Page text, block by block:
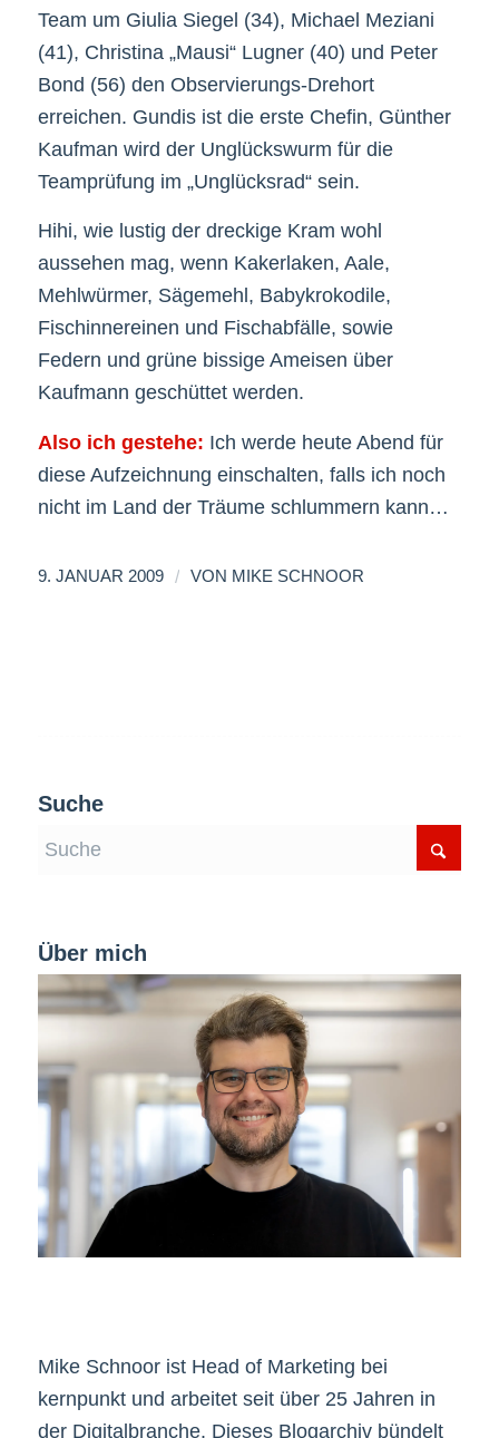
Team um Giulia Siegel (34), Michael Meziani
(41), Christina „Mausi“ Lugner (40) und Peter
Bond (56) den Observierungs-Drehort
erreichen. Gundis ist die erste Chefin, Günther
Kaufman wird der Unglückswurm für die
Teamprüfung im „Unglücksrad“ sein.
Hihi, wie lustig der dreckige Kram wohl
aussehen mag, wenn Kakerlaken, Aale,
Mehlwürmer, Sägemehl, Babykrokodile,
Fischinnereinen und Fischabfälle, sowie
Federn und grüne bissige Ameisen über
Kaufmann geschüttet werden.
Also ich gestehe: Ich werde heute Abend für
diese Aufzeichnung einschalten, falls ich noch
nicht im Land der Träume schlummern kann…
9. JANUAR 2009 / VON MIKE SCHNOOR
Suche
Über mich
Mike Schnoor ist Head of Marketing bei
kernpunkt und arbeitet seit über 25 Jahren in
der Digitalbranche. Dieses Blogarchiv bündelt